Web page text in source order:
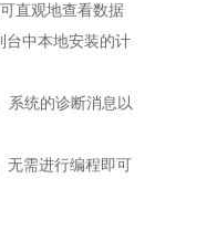
直观地查看数据
台中本地安装的计
系统的诊断消息以
无需进行编程即可